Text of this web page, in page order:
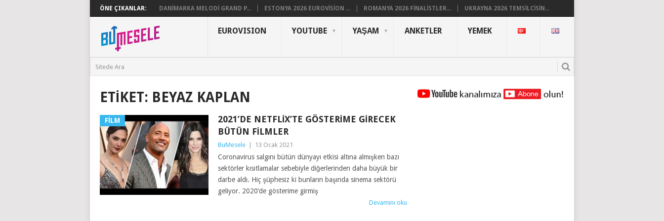
ÖNE ÇIKANLAR: DANIMARKA MELODI GRAND P... ESTONYA 2026 EUROVISION ... ROMANYA 2026 FINALISTLER... UKRAYNA 2026 TEMSILCISIN...
EUROVISION YOUTUBE YAŞAM ANKETLER YEMEK
ETIKET: BEYAZ KAPLAN
FILM
2021’DE NETFLIX’TE GÖSTERIME GIRECEK
BÜTÜN FILMLER
BuMesele 13 Ocak 2021
Coronavirus salgını bütün dünyayı etkisi altına almışken bazı
sektörler kısıtlamalar sebebiyle diğerlerinden daha büyük bir
darbe aldı. Hiç şüphesiz ki bunların başında sinema sektörü
geliyor. 2020’de gösterime girmiş
Devamını oku